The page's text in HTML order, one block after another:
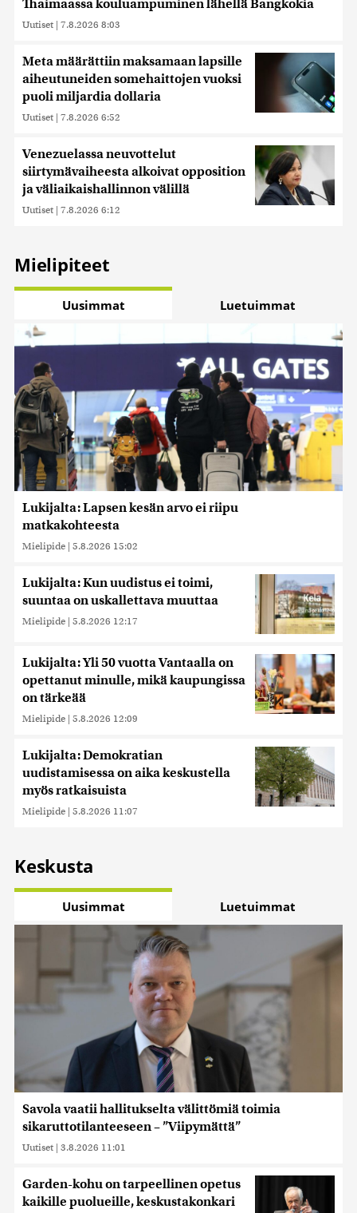
Thaimaassa kouluampuminen lähellä Bangkokia
Uutiset | 7.8.2026 8:03
Meta määrättiin maksamaan lapsille
aiheutuneiden somehaittojen vuoksi
puoli miljardia dollaria
Uutiset | 7.8.2026 6:52
Venezuelassa neuvottelut
siirtymävaiheesta alkoivat opposition
ja väliaikaishallinnon välillä
Uutiset | 7.8.2026 6:12
Mielipiteet
Uusimmat Luetuimmat
Lukijalta: Lapsen kesän arvo ei riipu
matkakohteesta
Mielipide | 5.8.2026 15:02
Lukijalta: Kun uudistus ei toimi,
suuntaa on uskallettava muuttaa
Mielipide | 5.8.2026 12:17
Lukijalta: Yli 50 vuotta Vantaalla on
opettanut minulle, mikä kaupungissa
on tärkeää
Mielipide | 5.8.2026 12:09
Lukijalta: Demokratian
uudistamisessa on aika keskustella
myös ratkaisuista
Mielipide | 5.8.2026 11:07
Keskusta
Uusimmat Luetuimmat
Savola vaatii hallitukselta välittömiä toimia
sikaruttotilanteeseen – ”Viipymättä”
Uutiset | 3.8.2026 11:01
Garden-kohu on tarpeellinen opetus
kaikille puolueille, keskustakonkari